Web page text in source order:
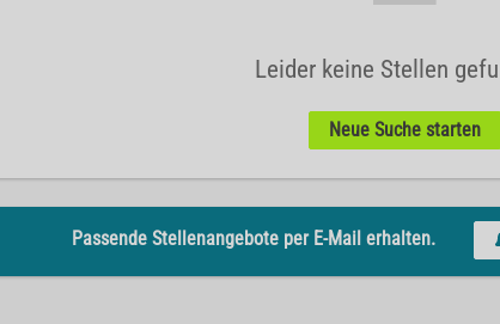
Leider keine Stellen
Neue Suche starten
Passende Stellenangebote per E-Mail erhalten.